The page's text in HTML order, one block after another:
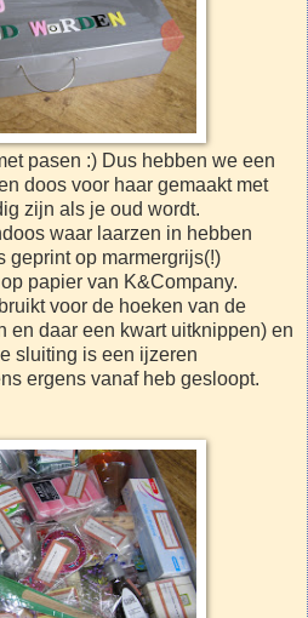
pasen :) Dus hebben we een
doos voor haar gemaakt met
zijn als je oud wordt.
waar laarzen in hebben
geprint op marmergrijs(!)
papier van K&Company.
voor de hoeken van de
en daar een kwart uitknippen) en
sluiting is een ijzeren
ergens vanaf heb gesloopt.